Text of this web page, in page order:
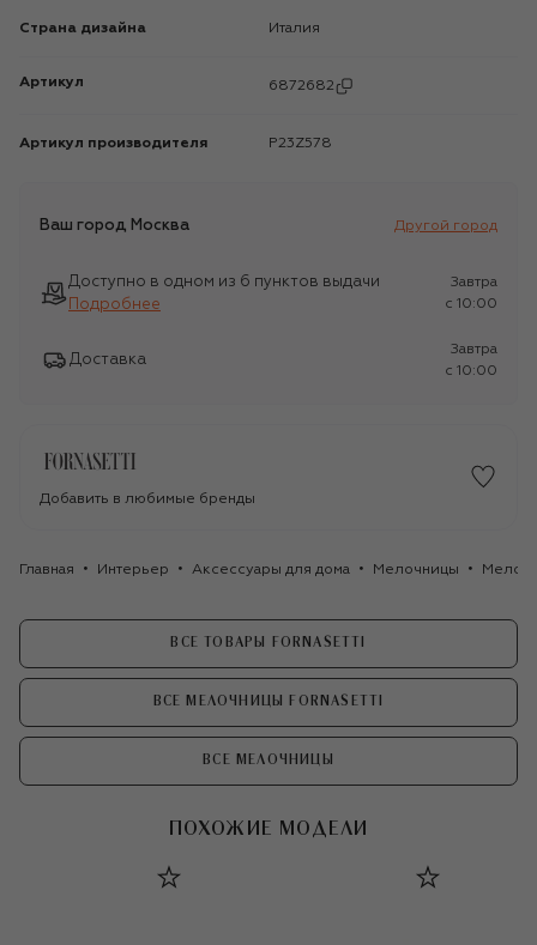
Страна дизайна Италия
Артикул 6872682
Артикул производителя P23Z578
Ваш город Москва Другой город
Доступно в одном из 6 пунктов выдачи
Подробнее
Завтра
c 10:00
Доставка
Завтра
c 10:00
Добавить в любимые бренды
Главная Интерьер Аксессуары для дома Мелочницы
ВСЕ ТОВАРЫ FORNASETTI
ВСЕ МЕЛОЧНИЦЫ FORNASETTI
ВСЕ МЕЛОЧНИЦЫ
ПОХОЖИЕ МОДЕЛИ